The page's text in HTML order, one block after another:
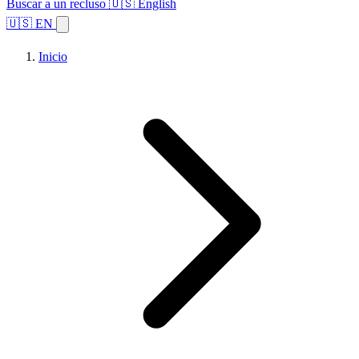
Buscar a un recluso 🇺🇸 English
🇺🇸 EN
Inicio